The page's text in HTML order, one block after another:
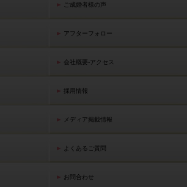
ご成婚者様の声
アフターフォロー
会社概要-アクセス
採用情報
メディア掲載情報
よくあるご質問
お問合わせ